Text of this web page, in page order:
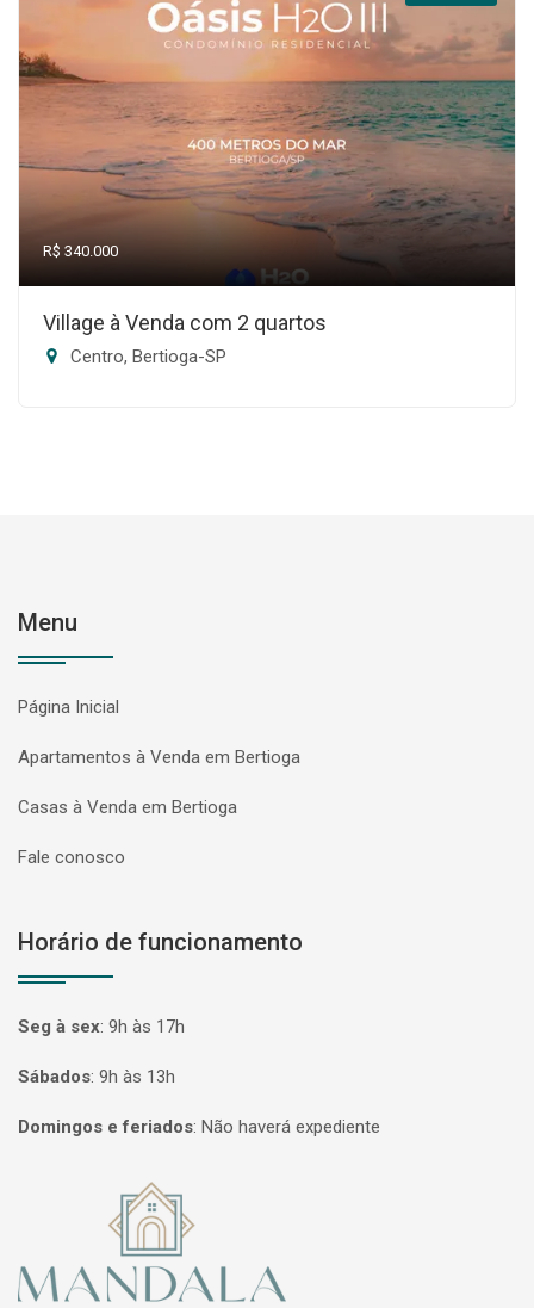
R$ 340.000
Village à Venda com 2 quartos
Centro, Bertioga-SP
Menu
Página Inicial
Apartamentos à Venda em Bertioga
Casas à Venda em Bertioga
Fale conosco
Horário de funcionamento
Seg à sex: 9h às 17h
Sábados: 9h às 13h
Domingos e feriados: Não haverá expediente
Página inicial